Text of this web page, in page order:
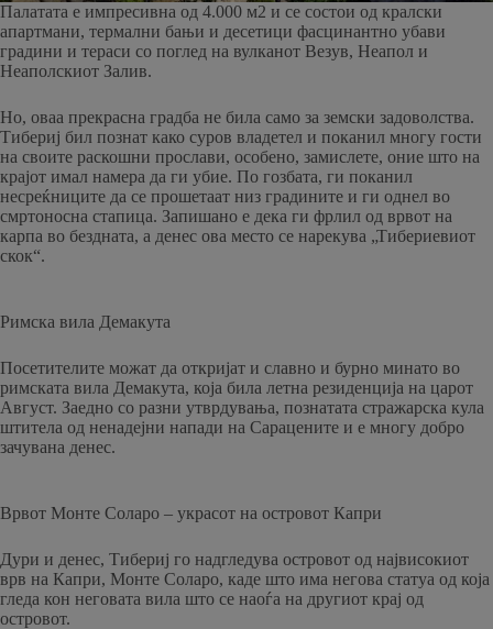
Палатата е импресивна од 4.000 м2 и се состои од кралски
апартмани, термални бањи и десетици фасцинантно убави
градини и тераси со поглед на вулканот Везув, Неапол и
Неаполскиот Залив.
Но, оваа прекрасна градба не била само за земски задоволства.
Тибериј бил познат како суров владетел и поканил многу гости
на своите раскошни прослави, особено, замислете, оние што на
крајот имал намера да ги убие. По гозбата, ги поканил
несреќниците да се прошетаат низ градините и ги однел во
смртоносна стапица. Запишано е дека ги фрлил од врвот на
карпа во бездната, а денес ова место се нарекува „Тибериевиот
скок“.
Римска вила Демакута
Посетителите можат да откријат и славно и бурно минато во
римската вила Демакута, која била летна резиденција на царот
Август. Заедно со разни утврдувања, познатата стражарска кула
штитела од ненадејни напади на Сарацените и е многу добро
зачувана денес.
Врвот Монте Соларо – украсот на островот Капри
Дури и денес, Тибериј го надгледува островот од највисокиот
врв на Капри, Монте Соларо, каде што има негова статуа од која
гледа кон неговата вила што се наоѓа на другиот крај од
островот.